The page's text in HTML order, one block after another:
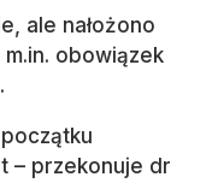
ale nałożono
obowiązek
– przekonuje dr